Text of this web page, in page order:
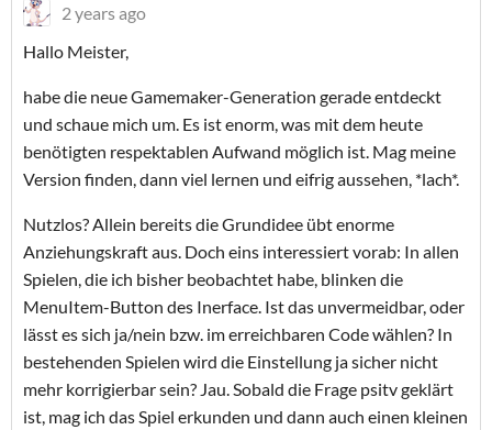
2 years ago
Hallo Meister,
habe die neue Gamemaker-Generation gerade entdeckt
und schaue mich um. Es ist enorm, was mit dem heute
benötigten respektablen Aufwand möglich ist. Mag meine
Version finden, dann viel lernen und eifrig aussehen, *lach*.
Nutzlos? Allein bereits die Grundidee übt enorme
Anziehungskraft aus. Doch eins interessiert vorab: In allen
Spielen, die ich bisher beobachtet habe, blinken die
MenuItem-Button des Inerface. Ist das unvermeidbar, oder
lässt es sich ja/nein bzw. im erreichbaren Code wählen? In
bestehenden Spielen wird die Einstellung ja sicher nicht
mehr korrigierbar sein? Jau. Sobald die Frage psitv geklärt
ist, mag ich das Spiel erkunden und dann auch einen kleinen